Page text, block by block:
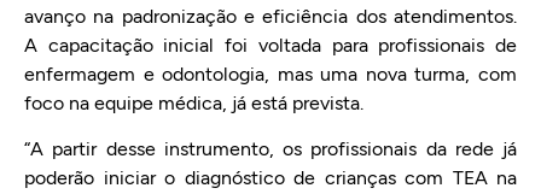
avanço na padronização e eficiência dos atendimentos.
A capacitação inicial foi voltada para profissionais de
enfermagem e odontologia, mas uma nova turma, com
foco na equipe médica, já está prevista.
“A partir desse instrumento, os profissionais da rede já
poderão iniciar o diagnóstico de crianças com TEA na